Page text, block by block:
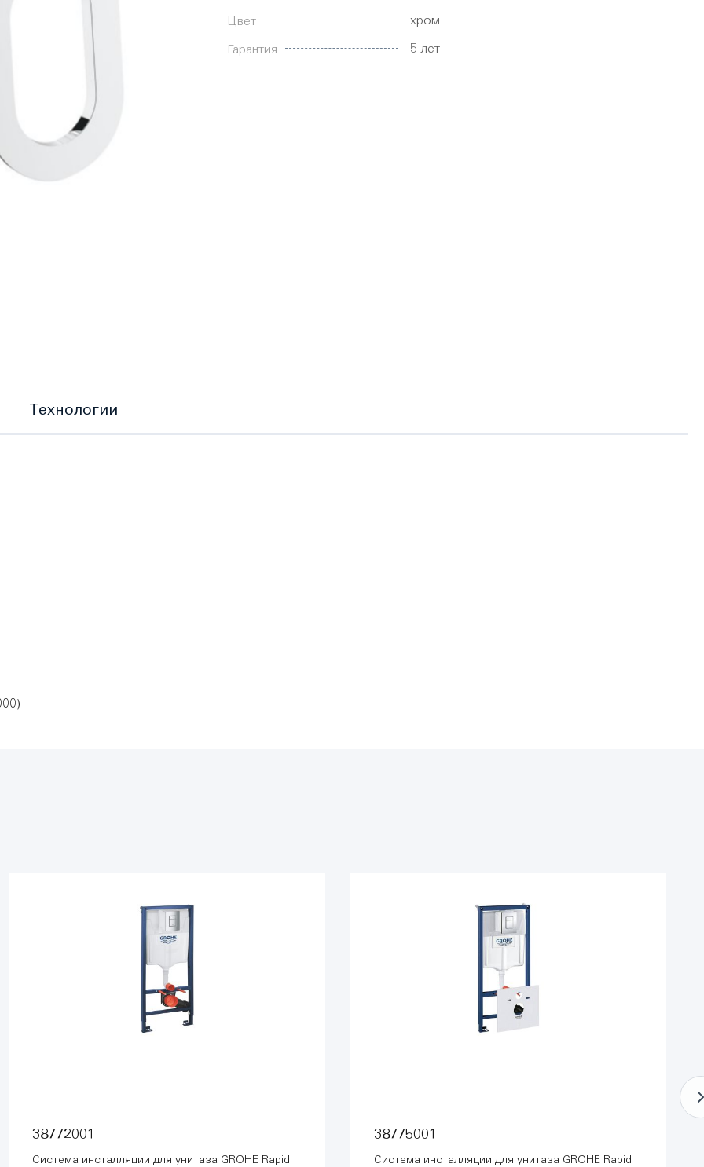
Цвет хром
Гарантия 5 лет
Технологии
38772001
Система инсталляции для унитаза GROHE Rapid
38775001
Система инсталляции для унитаза GROHE Rapid